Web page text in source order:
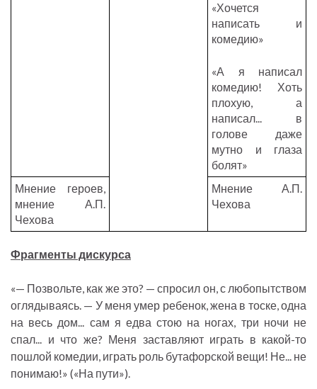
«Хочется
написать и
комедию»
«А я написал
комедию! Хоть
плохую, а
написал... в
голове даже
мутно и глаза
болят»
Мнение героев,
мнение А.П.
Чехова
Мнение А.П.
Чехова
Фрагменты дискурса
«— Позвольте, как же это? — спросил он, с любопытством
оглядываясь. — У меня умер ребенок, жена в тоске, одна
на весь дом... сам я едва стою на ногах, три ночи не
спал... и что же? Меня заставляют играть в какой-то
пошлой комедии, играть роль бутафорской вещи! Не... не
понимаю!» («На пути»).